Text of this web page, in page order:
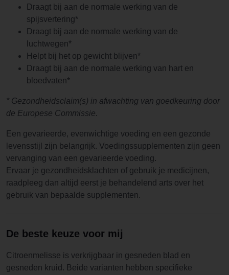
Draagt bij aan de normale werking van de
spijsvertering*
Draagt bij aan de normale werking van de
luchtwegen*
Helpt bij het op gewicht blijven*
Draagt bij aan de normale werking van hart en
bloedvaten*
* Gezondheidsclaim(s) in afwachting van goedkeuring door
de Europese Commissie.
Een gevarieerde, evenwichtige voeding en een gezonde
levensstijl zijn belangrijk. Voedingssupplementen zijn geen
vervanging van een gevarieerde voeding.
Ervaar je gezondheidsklachten of gebruik je medicijnen,
raadpleeg dan altijd eerst je behandelend arts over het
gebruik van bepaalde supplementen.
De beste keuze voor mij
Citroenmelisse is verkrijgbaar in gesneden blad en
gesneden kruid. Beide varianten hebben specifieke